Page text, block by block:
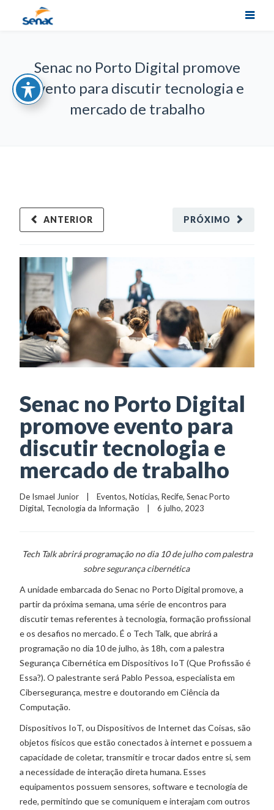
Senac no Porto Digital promove
evento para discutir tecnologia e
mercado de trabalho
PRÓXIMO
ANTERIOR
Senac no Porto Digital
promove evento para
discutir tecnologia e
mercado de trabalho
De Ismael Junior
    |
Eventos, Notícias, Recife, Senac Porto
Digital, Tecnologia da Informação
    |    6 julho, 2023
Tech Talk abrirá programação no dia 10 de julho com palestra
sobre segurança cibernética
A unidade embarcada do Senac no Porto Digital promove, a
partir da próxima semana, uma série de encontros para
discutir temas referentes à tecnologia, formação profissional
e os desafios no mercado. É o Tech Talk, que abrirá a
programação no dia 10 de julho, às 18h, com a palestra
Segurança Cibernética em Dispositivos IoT (Que Profissão é
Essa?). O palestrante será Pablo Pessoa, especialista em
Cibersegurança, mestre e doutorando em Ciência da
Computação.
Dispositivos IoT, ou Dispositivos de Internet das Coisas, são
objetos físicos que estão conectados à internet e possuem a
capacidade de coletar, transmitir e trocar dados entre si, sem
a necessidade de interação direta humana. Esses
equipamentos possuem sensores, software e tecnologia de
rede, permitindo que se comuniquem e interajam com outros